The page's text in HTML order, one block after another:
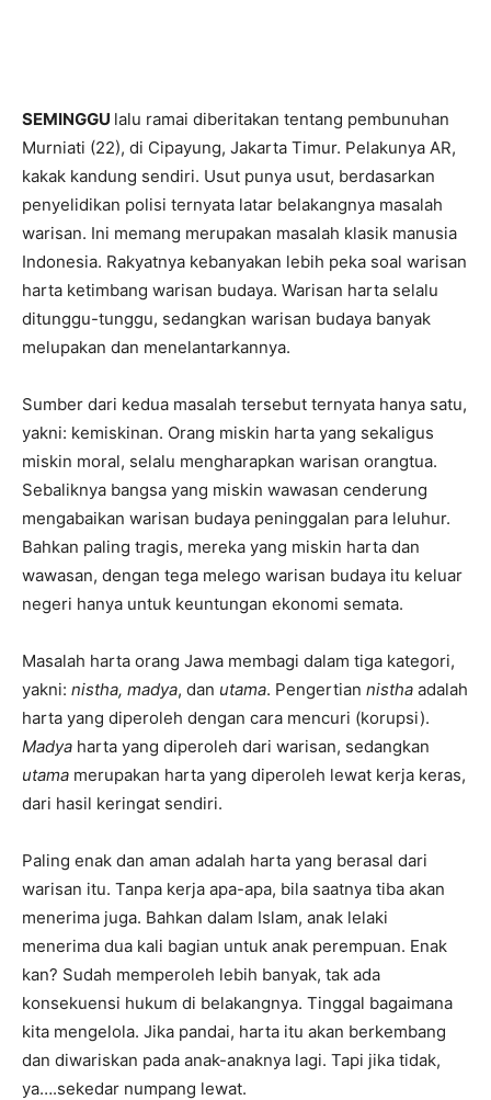
SEMINGGU lalu ramai diberitakan tentang pembunuhan
Murniati (22), di Cipayung, Jakarta Timur. Pelakunya AR,
kakak kandung sendiri. Usut punya usut, berdasarkan
penyelidikan polisi ternyata latar belakangnya masalah
warisan. Ini memang merupakan masalah klasik manusia
Indonesia. Rakyatnya kebanyakan lebih peka soal warisan
harta ketimbang warisan budaya. Warisan harta selalu
ditunggu-tunggu, sedangkan warisan budaya banyak
melupakan dan menelantarkannya.
Sumber dari kedua masalah tersebut ternyata hanya satu,
yakni: kemiskinan. Orang miskin harta yang sekaligus
miskin moral, selalu mengharapkan warisan orangtua.
Sebaliknya bangsa yang miskin wawasan cenderung
mengabaikan warisan budaya peninggalan para leluhur.
Bahkan paling tragis, mereka yang miskin harta dan
wawasan, dengan tega melego warisan budaya itu keluar
negeri hanya untuk keuntungan ekonomi semata.
Masalah harta orang Jawa membagi dalam tiga kategori,
yakni: nistha, madya, dan utama. Pengertian nistha adalah
harta yang diperoleh dengan cara mencuri (korupsi).
Madya harta yang diperoleh dari warisan, sedangkan
utama merupakan harta yang diperoleh lewat kerja keras,
dari hasil keringat sendiri.
Paling enak dan aman adalah harta yang berasal dari
warisan itu. Tanpa kerja apa-apa, bila saatnya tiba akan
menerima juga. Bahkan dalam Islam, anak lelaki
menerima dua kali bagian untuk anak perempuan. Enak
kan? Sudah memperoleh lebih banyak, tak ada
konsekuensi hukum di belakangnya. Tinggal bagaimana
kita mengelola. Jika pandai, harta itu akan berkembang
dan diwariskan pada anak-anaknya lagi. Tapi jika tidak,
ya….sekedar numpang lewat.